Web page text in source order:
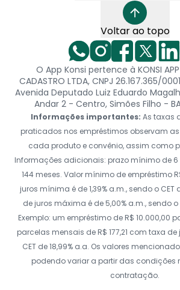
Voltar ao topo
O App Konsi pertence à KONSI APP
CADASTRO LTDA, CNPJ 26.167.365/
Avenida Deputado Luiz Eduardo
Andar 2 - Centro, Simões Filho -
Informações importantes: As taxas
praticados nos empréstimos observam
cada produto e convênio, assim como
Informações adicionais: prazo mínimo de
144 meses. Valor mínimo de empréstimo
juros mínima é de 1,39% a.m., sendo o CET
de juros máxima é de 5,00% a.m., sendo o
Exemplo: um empréstimo de R$ 10.000,00
parcelas mensais de R$ 177,21 com taxa de
CET de 18,99% a.a. Os valores
podendo variar a partir das condições
contratação.